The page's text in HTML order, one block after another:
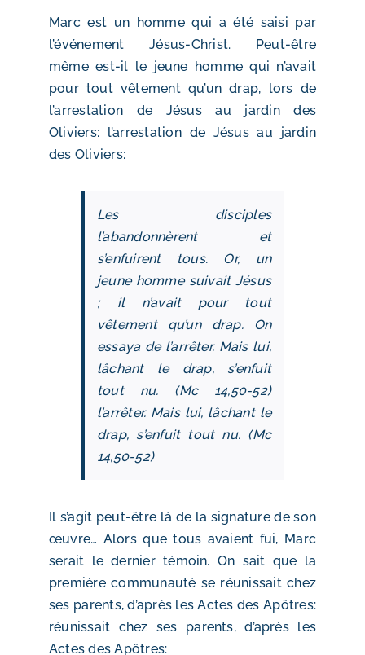
Marc est un homme qui a été saisi par
l’événement Jésus-Christ. Peut-être
même est-il le jeune homme qui n’avait
pour tout vêtement qu’un drap, lors de
l’arrestation de Jésus au jardin des
Oliviers: l’arrestation de Jésus au jardin
des Oliviers:
Les disciples
l’abandonnèrent et
s’enfuirent tous. Or, un
jeune homme suivait Jésus
; il n’avait pour tout
vêtement qu’un drap. On
essaya de l’arrêter. Mais lui,
lâchant le drap, s’enfuit
tout nu. (Mc 14,50-52)
l’arrêter. Mais lui, lâchant le
drap, s’enfuit tout nu. (Mc
14,50-52)
Il s’agit peut-être là de la signature de son
œuvre… Alors que tous avaient fui, Marc
serait le dernier témoin. On sait que la
première communauté se réunissait chez
ses parents, d’après les Actes des Apôtres:
réunissait chez ses parents, d’après les
Actes des Apôtres: